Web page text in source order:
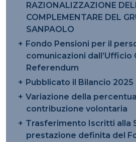
RAZIONALIZZAZIONE
COMPLEMENTARE DEL
SANPAOLO
Fondo Pensioni per il
comunicazioni dall’Ufficio
Referendum
Pubblicato il Bilancio 2025
Variazione della
contribuzione volontaria
Trasferimento Iscritti alla
prestazione definita del